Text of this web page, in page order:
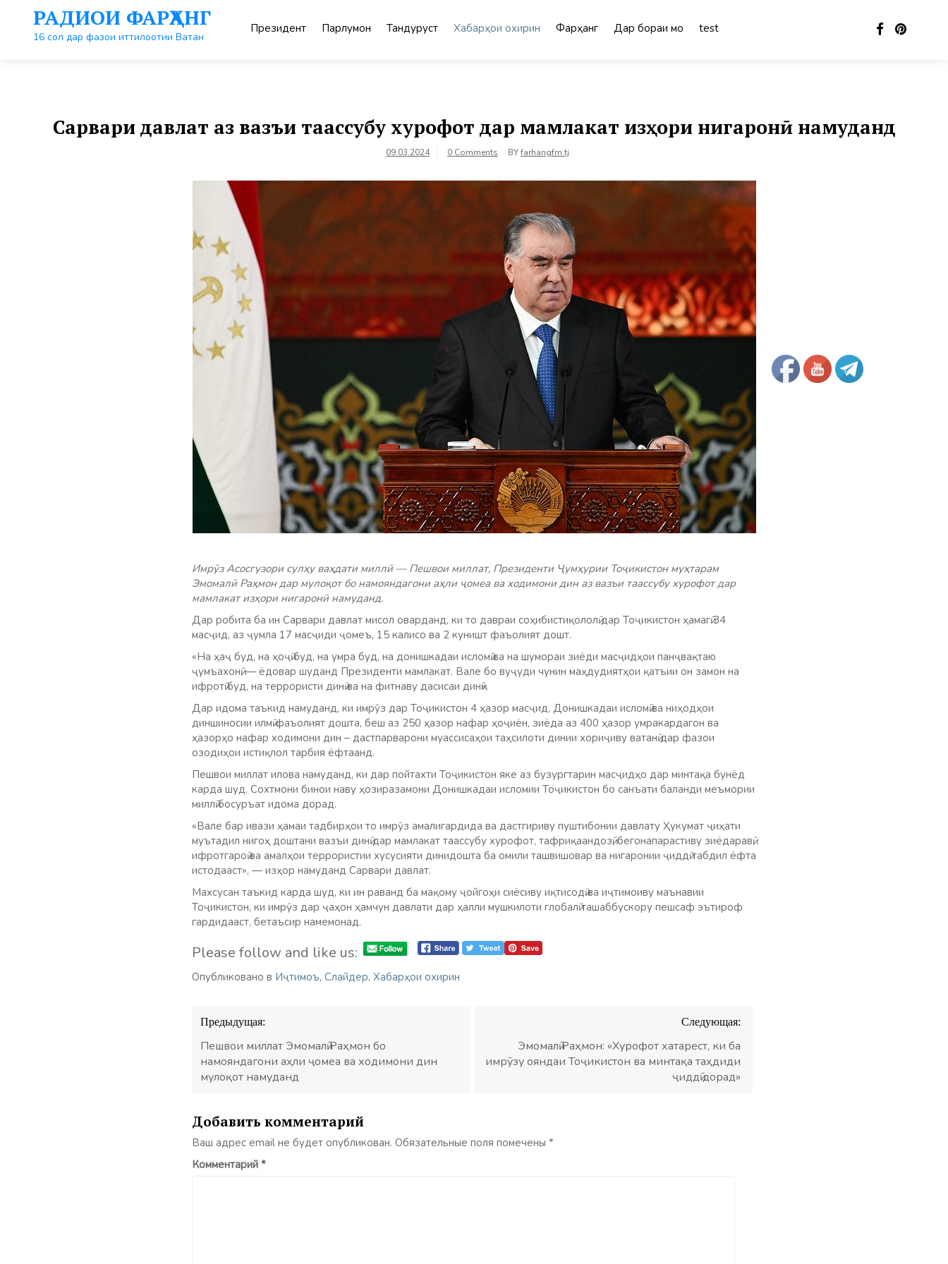
контенту
РАДИОИ ФАРҲАНГ
16 сол дар фазои иттилоотии Ватан
Президент Парлумон Тандурустӣ Хабарҳои охирин Фарҳанг Дар бораи мо test
Сарвари давлат аз вазъи таассубу хурофот дар мамлакат изҳори нигаронӣ намуданд
09.03.2024 0 Comments BYfarhangfm.tj
Имрӯз Асосгузори сулҳу ваҳдати миллӣ — Пешвои миллат, Президенти Ҷумҳурии Тоҷикистон муҳтарам
Эмомалӣ Раҳмон дар мулоқот бо намояндагони аҳли ҷомеа ва ходимони дин аз вазъи таассубу хурофот дар
мамлакат изҳори нигаронӣ намуданд.
Дар робита ба ин Сарвари давлат мисол оварданд, ки то давраи соҳибистиқололӣ дар Тоҷикистон ҳамагӣ 34
масҷид, аз ҷумла 17 масҷиди ҷомеъ, 15 калисо ва 2 куништ фаъолият дошт.
«На ҳаҷ буд, на ҳоҷӣ буд, на умра буд, на донишкадаи исломӣ ва на шумораи зиёди масҷидҳои панҷвақтаю
ҷумъахонӣ, — ёдовар шуданд Президенти мамлакат. Вале бо вуҷуди чунин маҳдудиятҳои қатъии он замон на
ифротӣ буд, на террористи динӣ ва на фитнаву дасисаи динӣ».
Дар идома таъкид намуданд, ки имрӯз дар Тоҷикистон 4 ҳазор масҷид, Донишкадаи исломӣ ва ниҳодҳои
диншиносии илмӣ фаъолият дошта, беш аз 250 ҳазор нафар ҳоҷиён, зиёда аз 400 ҳазор умракардагон ва
ҳазорҳо нафар ходимони дин – дастпарварони муассисаҳои таҳсилоти динии хориҷиву ватанӣ дар фазои
озодиҳои истиқлол тарбия ёфтаанд.
Пешвои миллат илова намуданд, ки дар пойтахти Тоҷикистон яке аз бузургтарин масҷидҳо дар минтақа бунёд
карда шуд. Сохтмони бинои наву ҳозиразамони Донишкадаи исломии Тоҷикистон бо санъати баланди меъмории
миллӣ босуръат идома дорад.
«Вале бар ивази ҳамаи тадбирҳои то имрӯз амалигардида ва дастгириву пуштибонии давлату Ҳукумат ҷиҳати
муътадил нигоҳ доштани вазъи динӣ дар мамлакат таассубу хурофот, тафриқаандозӣ, бегонапарастиву зиёдаравӣ,
ифротгароӣ ва амалҳои террористии хусусияти динидошта ба омили ташвишовар ва нигаронии ҷиддӣ табдил ёфта
истодааст», — изҳор намуданд Сарвари давлат.
Махсусан таъкид карда шуд, ки ин раванд ба мақому ҷойгоҳи сиёсиву иқтисодӣ ва иҷтимоиву маънавии
Тоҷикистон, ки имрӯз дар ҷаҳон ҳамчун давлати дар ҳалли мушкилоти глобалӣ ташаббускору пешсаф эътироф
гардидааст, бетаъсир намемонад.
Please follow and like us:
Опубликовано в Иҷтимоъ, Слайдер, Хабарҳои охирин
Навигация
по
записям
Предыдущая:
Пешвои миллат Эмомалӣ Раҳмон бо
намояндагони аҳли ҷомеа ва ходимони дин
мулоқот намуданд
Следующая:
Эмомалӣ Раҳмон: «Хурофот хатарест, ки ба
имрӯзу ояндаи Тоҷикистон ва минтақа таҳдиди
ҷиддӣ дорад»
Добавить комментарий
Ваш адрес email не будет опубликован. Обязательные поля помечены *
Комментарий *